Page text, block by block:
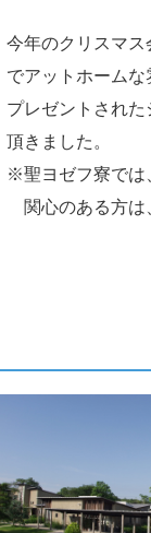
今年のクリスマ
でアットホームな
プレゼントされ
頂きました。
※聖ヨゼフ寮では
関心のある方は